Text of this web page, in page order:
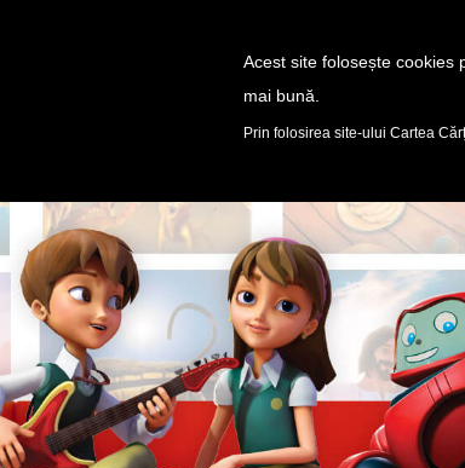
Acest site folosește cookies
mai bună.
Prin folosirea site-ului Cartea